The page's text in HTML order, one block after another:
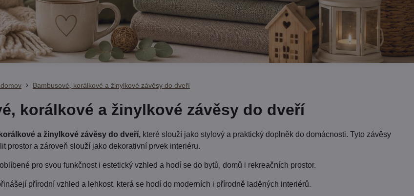
Bambusové, korálkové a žinylkové závěsy do dveří
korálkové a žinylkové závěsy do dveří
a žinylkové závěsy do dveří, které slouží jako stylový a praktický doplněk do domácnosti. Tyto závěsy
prostor a zároveň slouží jako dekorativní prvek interiéru.
pro svou funkčnost i estetický vzhled a hodí se do bytů, domů i rekreačních prostor.
přírodní vzhled a lehkost, která se hodí do moderních i přírodně laděných interiérů.